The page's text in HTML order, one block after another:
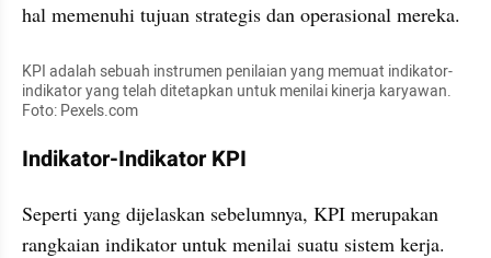
hal memenuhi tujuan strategis dan operasional mereka.
KPI adalah sebuah instrumen penilaian yang memuat indikator-
indikator yang telah ditetapkan untuk menilai kinerja karyawan.
Foto: Pexels.com
Indikator-Indikator KPI
Seperti yang dijelaskan sebelumnya, KPI merupakan
rangkaian indikator untuk menilai suatu sistem kerja.